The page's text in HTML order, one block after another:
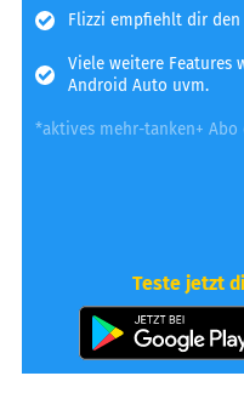
Flizzi empfiehlt dir
Viele weitere Features
Android Auto uvm.
*aktives mehr-tanken+
Teste jetzt